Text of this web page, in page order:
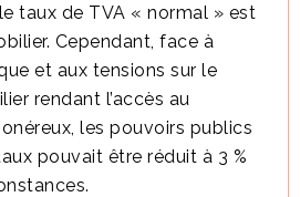
taux de TVA « normal » est
Cependant, face à
et aux tensions sur le
rendant l’accès au
les pouvoirs publics
pouvait être réduit à 3 %